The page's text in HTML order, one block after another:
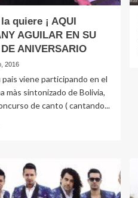
quiere ¡ AQUI
AGUILAR EN SU
ANIVERSARIO
2016
pais viene participando en el
màs sintonizado de Bolivia,
de canto ( cantando...